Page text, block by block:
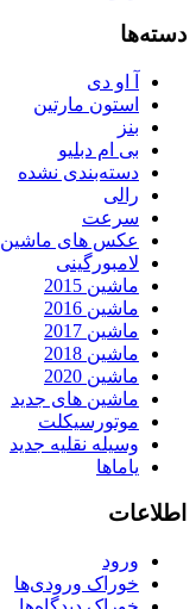
دسته‌ها
آ او دی
استون مارتین
بنز
بی ام دبلیو
دسته‌بندی نشده
رالی
سرعت
عکس های ماشین
لامبورگینی
ماشین 2015
ماشین 2016
ماشین 2017
ماشین 2018
ماشین 2020
ماشین های جدید
موتورسیکلت
وسیله نقلیه جدید
یاماها
اطلاعات
ورود
خوراک ورودی‌ها